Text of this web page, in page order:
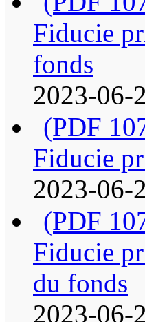
Fiducie
fonds
2023-06-
(PDF
Fiducie
2023-06-
(PDF
Fiducie
du fonds
2023-06-